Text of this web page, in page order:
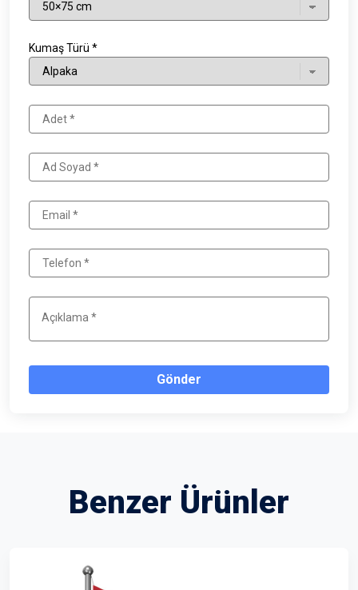
Kumaş Türü *
Gönder
Benzer Ürünler